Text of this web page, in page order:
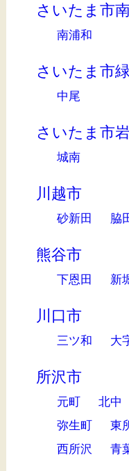
さいたま市
南浦和
さいたま市
中尾
さいたま市
城南
川越市
砂新田 脇
熊谷市
下恩田 新
川口市
三ツ和 大
所沢市
元町 北中
弥生町
東
西所沢
青